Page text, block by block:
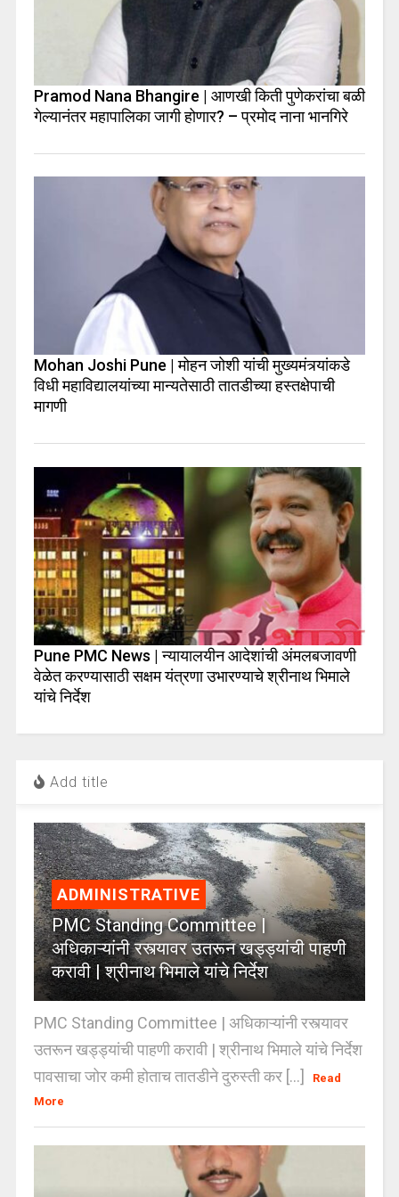
Pramod Nana Bhangire | आणखी किती पुणेकरांचा बळी
गेल्यानंतर महापालिका जागी होणार? – प्रमोद नाना भानगिरे
Mohan Joshi Pune | मोहन जोशी यांची मुख्यमंत्र्यांकडे
विधी महाविद्यालयांच्या मान्यतेसाठी तातडीच्या हस्तक्षेपाची
मागणी
Pune PMC News | न्यायालयीन आदेशांची अंमलबजावणी
वेळेत करण्यासाठी सक्षम यंत्रणा उभारण्याचे श्रीनाथ भिमाले
यांचे निर्देश
Add title
ADMINISTRATIVE
PMC Standing Committee |
अधिकाऱ्यांनी रस्त्यावर उतरून खड्ड्यांची पाहणी
करावी | श्रीनाथ भिमाले यांचे निर्देश
PMC Standing Committee | अधिकाऱ्यांनी रस्त्यावर
उतरून खड्ड्यांची पाहणी करावी | श्रीनाथ भिमाले यांचे निर्देश
पावसाचा जोर कमी होताच तातडीने दुरुस्ती कर [...]
Read
More